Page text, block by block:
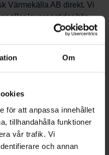
Om
för att anpassa innehållet
tillhandahålla funktioner
vår trafik. Vi
och annan
Värmekälla AB direkt. Vi
eller leveranstider här —
ber vi dig ta
av behörig installatör
säkerhetsföreskrifter.
servicepartner eller
dig vidare. Kontakta
rådgivning och hjälp att